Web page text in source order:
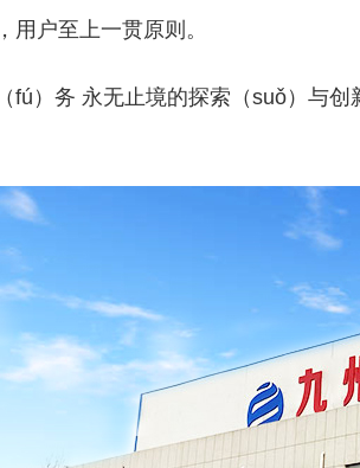
户至上一贯原则。
）务 永无止境的探索（suǒ）与创